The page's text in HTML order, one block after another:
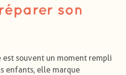
son
est souvent un moment rempli
enfants, elle marque